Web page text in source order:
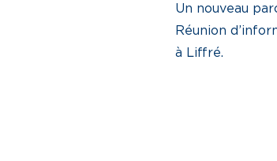
Un nouveau
Réunion
à Liffré.